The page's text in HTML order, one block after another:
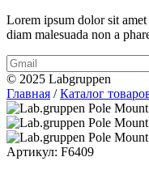
Lorem ipsum dolor sit
diam malesuada non a
© 2025 Labgruppen
Главная / Каталог
Артикул: F6409